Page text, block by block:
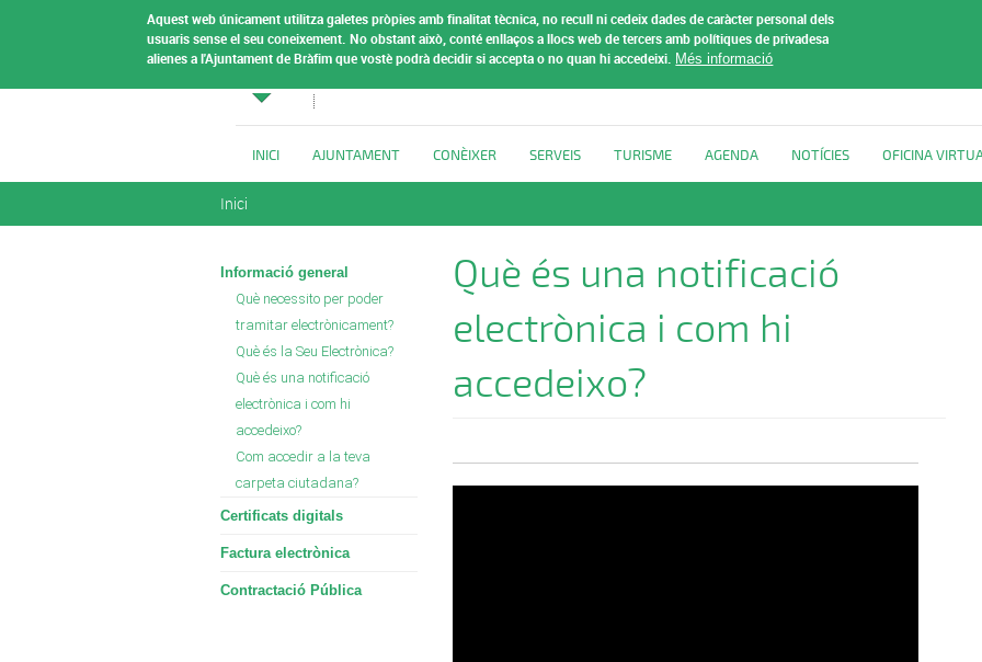
Aquest web únicament utilitza galetes pròpies amb finalitat tècnica, no recull ni cedeix dades de caràcter personal dels
usuaris sense el seu coneixement.No obstant això, conté enllaços a llocs web de tercers amb polítiques de privadesa
alienes a l'Ajuntament de Bràfim que vostè podrà decidir si accepta o no quan hi accedeixi. Més informació
Ajuntament de
Bràfim
INICI AJUNTAMENT CONÈIXER SERVEIS TURISME AGENDA NOTÍCIES OFICINA
Inici
Informació general
Què necessito per poder
tramitar electrònicament?
Què és la Seu Electrònica?
Què és una notificació
electrònica i com hi
accedeixo?
Com accedir a la teva
carpeta ciutadana?
Certificats digitals
Factura electrònica
Contractació Pública
Què és una notificació
electrònica i com hi
accedeixo?